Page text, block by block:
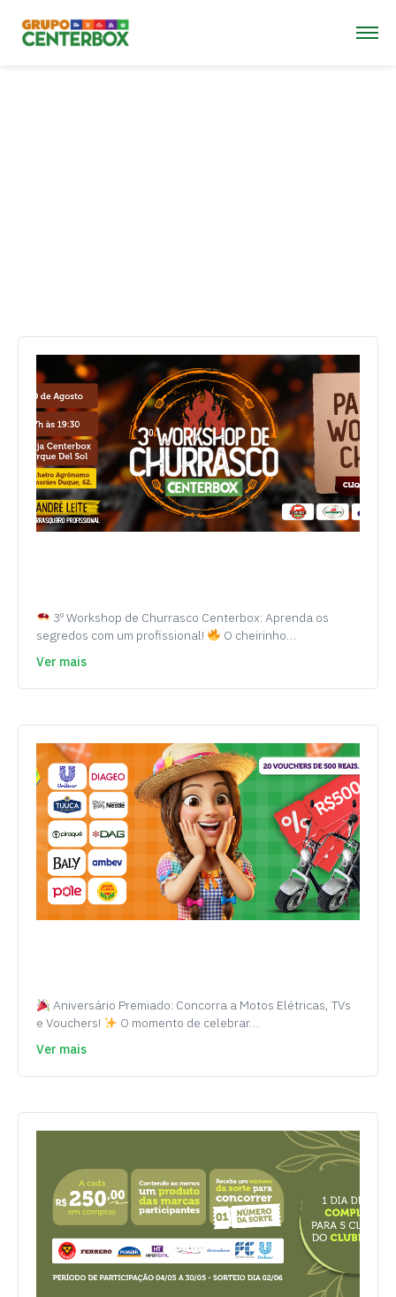
3º Workshop de Churrasco Centerbox: Aprenda os
segredos com um profissional!
O cheirinho…
Ver mais
Aniversário Premiado: Concorra a Motos Elétricas, TVs
e Vouchers!
O momento de celebrar…
Ver mais